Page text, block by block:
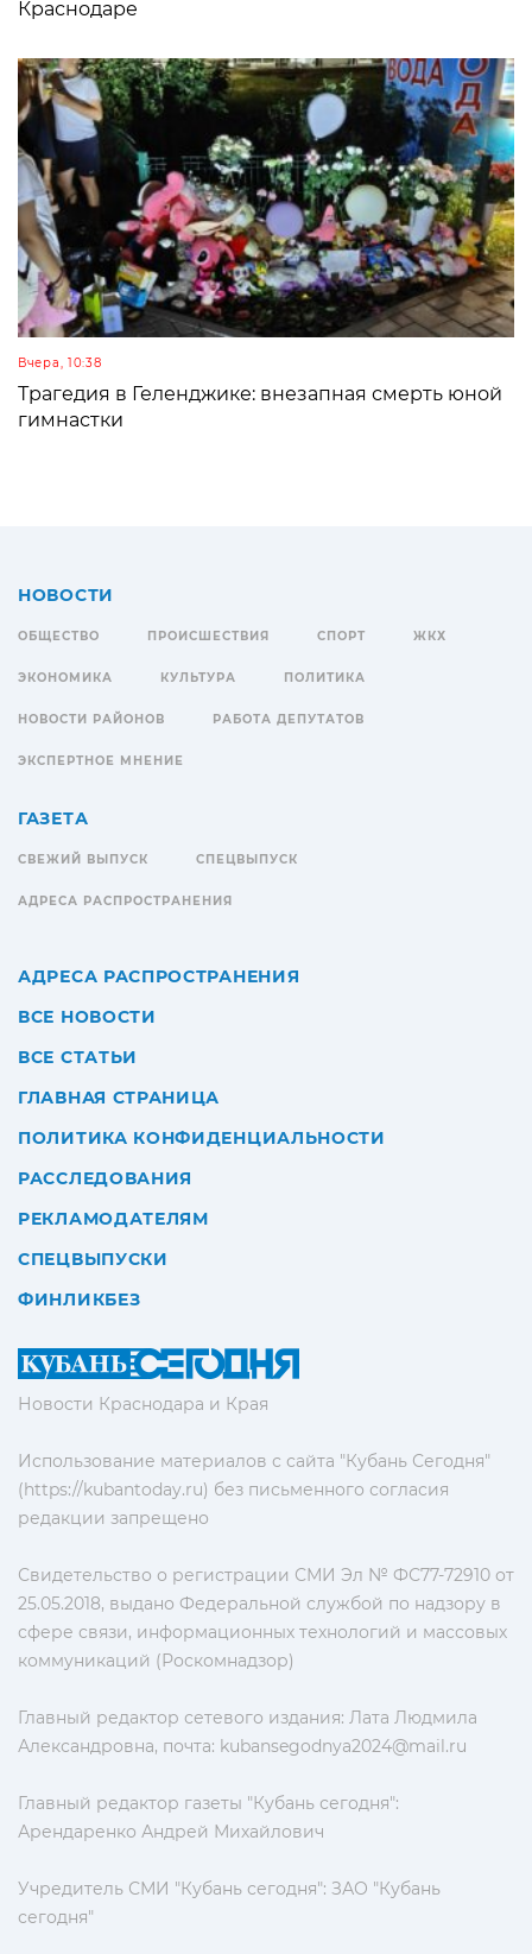
Краснодаре
Вчера, 10:38
Трагедия в Геленджике: внезапная смерть юной
гимнастки
Новости Краснодара и Края
Использование материалов с сайта "Кубань Сегодня"
(https://kubantoday.ru) без письменного согласия
редакции запрещено
Свидетельство о регистрации СМИ Эл № ФС77-72910 от
25.05.2018, выдано Федеральной службой по надзору в
сфере связи, информационных технологий и массовых
коммуникаций (Роскомнадзор)
Главный редактор сетевого издания: Лата Людмила
Александровна, почта: kubansegodnya2024@mail.ru
Главный редактор газеты "Кубань сегодня":
Арендаренко Андрей Михайлович
Учредитель СМИ "Кубань сегодня": ЗАО "Кубань
сегодня"
НОВОСТИ
ОБЩЕСТВО ПРОИСШЕСТВИЯ СПОРТ ЖКХ
ЭКОНОМИКА КУЛЬТУРА ПОЛИТИКА
НОВОСТИ РАЙОНОВ РАБОТА ДЕПУТАТОВ
ЭКСПЕРТНОЕ МНЕНИЕ
ГАЗЕТА
СВЕЖИЙ ВЫПУСК СПЕЦВЫПУСК
АДРЕСА РАСПРОСТРАНЕНИЯ
АДРЕСА РАСПРОСТРАНЕНИЯ
ВСЕ НОВОСТИ
ВСЕ СТАТЬИ
ГЛАВНАЯ СТРАНИЦА
ПОЛИТИКА КОНФИДЕНЦИАЛЬНОСТИ
РАССЛЕДОВАНИЯ
РЕКЛАМОДАТЕЛЯМ
СПЕЦВЫПУСКИ
ФИНЛИКБЕЗ